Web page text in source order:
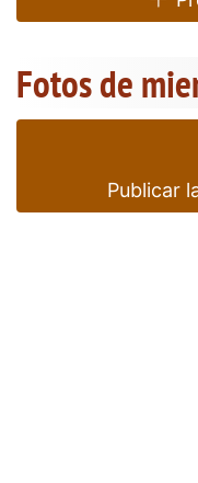
Fotos de
Publicar